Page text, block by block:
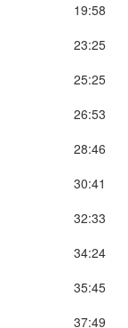
19:58
23:25
25:25
26:53
28:46
30:41
32:33
34:24
35:45
37:49